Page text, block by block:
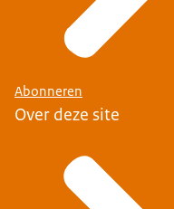
Abonneren
Over deze site